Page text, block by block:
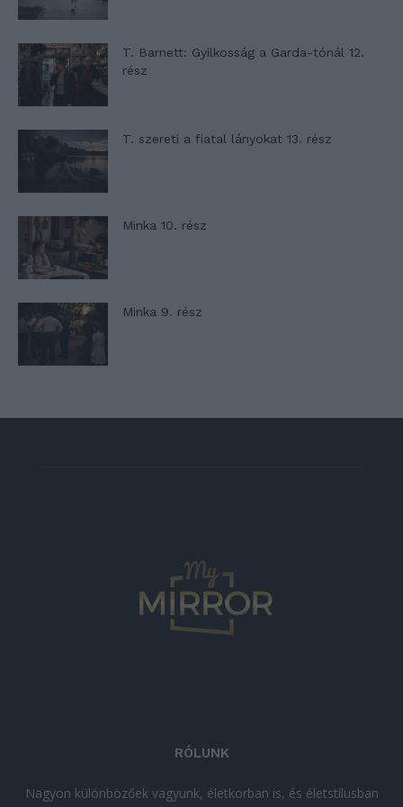
T. Barnett: Gyilkosság a Garda-tónál 12.
rész
T. szereti a fiatal lányokat 13. rész
Minka 10. rész
Minka 9. rész
RÓLUNK
Nagyon különbözőek vagyunk, életkorban is, és életstílusban